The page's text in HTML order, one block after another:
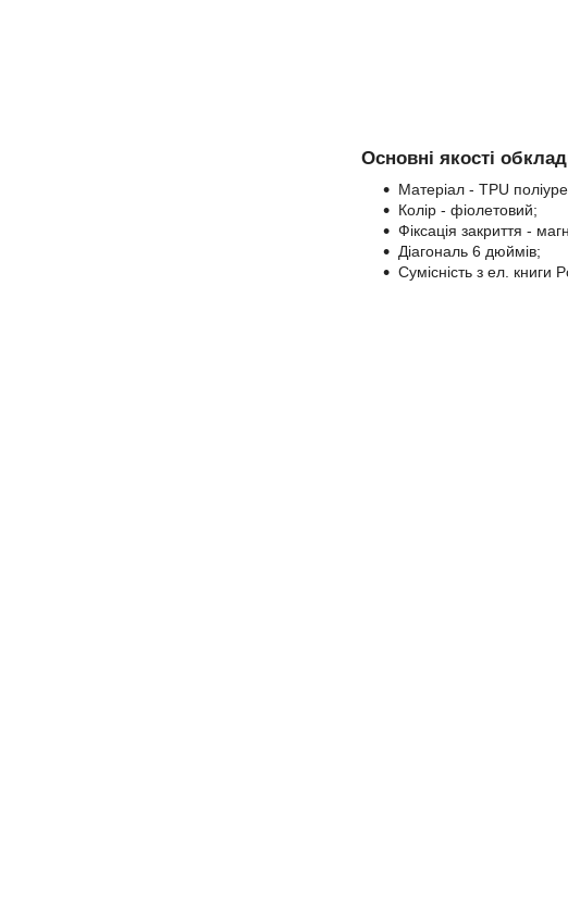
Основні якості
Матеріал - TPU
Колір - фіолетовий;
Фіксація закриття -
Діагональ 6 дюймів;
Сумісність з ел. книги